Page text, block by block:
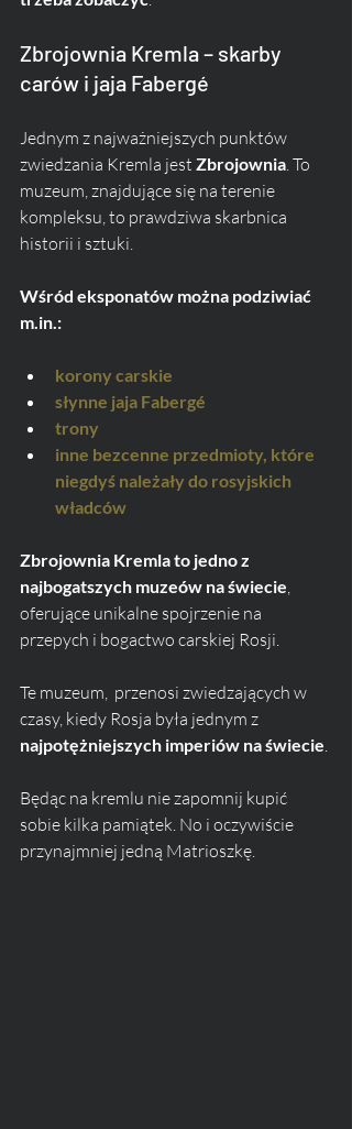
Zbrojownia Kremla – skarby
carów i jaja Fabergé
Jednym z najważniejszych punktów
zwiedzania Kremla jest Zbrojownia. To
muzeum, znajdujące się na terenie
kompleksu, to prawdziwa skarbnica
historii i sztuki.
Wśród eksponatów można podziwiać
m.in.:
korony carskie
słynne jaja Fabergé
trony
inne bezcenne przedmioty, które
niegdyś należały do rosyjskich
władców
Zbrojownia Kremla to jedno z
najbogatszych muzeów na świecie,
oferujące unikalne spojrzenie na
przepych i bogactwo carskiej Rosji.
Te muzeum,  przenosi zwiedzających w
czasy, kiedy Rosja była jednym z
najpotężniejszych imperiów na świecie.
Będąc na kremlu nie zapomnij kupić
sobie kilka pamiątek. No i oczywiście
przynajmniej jedną Matrioszkę.